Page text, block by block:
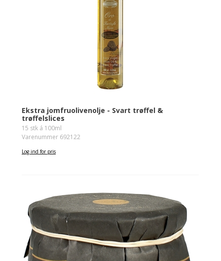
Ekstra jomfruolivenolje - Svart trøffel &
trøffelslices
15 stk á 100ml
Varenummer 692122
Log ind for pris